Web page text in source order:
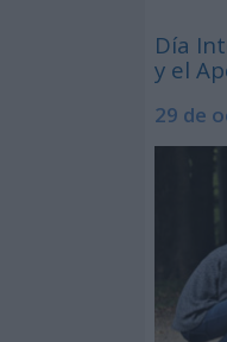
Día
y el
29 de